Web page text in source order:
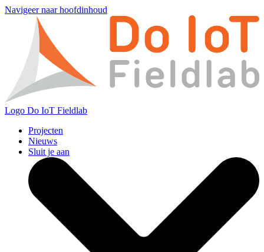
Navigeer naar hoofdinhoud
Logo Do IoT Fieldlab
Projecten
Nieuws
Sluit je aan